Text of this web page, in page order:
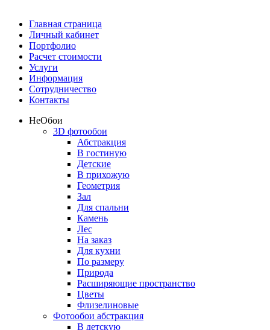
Главная страница
Личный кабинет
Портфолио
Расчет стоимости
Услуги
Информация
Сотрудничество
Контакты
НеОбои
3D фотообои
Абстракция
В гостиную
Детские
В прихожую
Геометрия
Зал
Для спальни
Камень
Лес
На заказ
Для кухни
По размеру
Природа
Расширяющие пространство
Цветы
Флизелиновые
Фотообои абстракция
В детскую